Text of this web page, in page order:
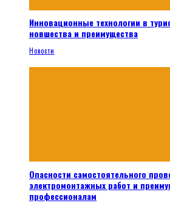
Инновационные технологии в
новшества и преимущества
Новости
Опасности самостоятельного
электромонтажных работ и
профессионалам